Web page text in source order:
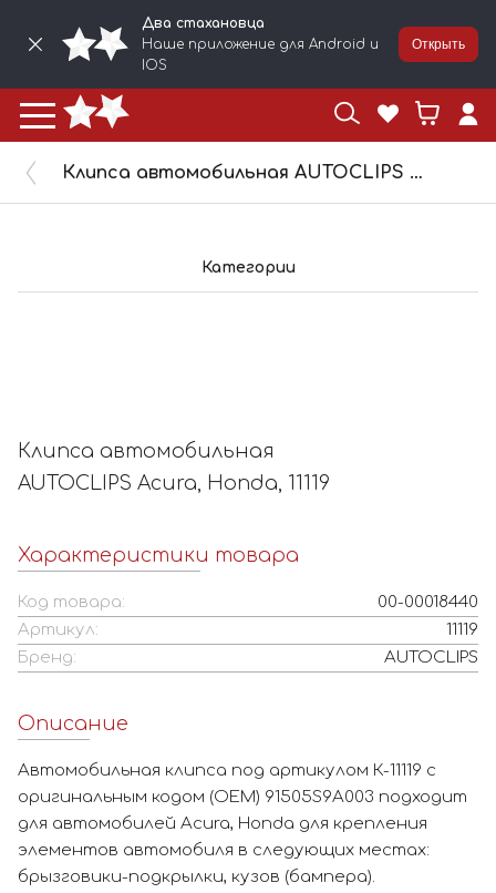
Два стахановца
Наше приложение для Android и
IOS
Открыть
Клипса автомобильная AUTOCLIPS Acura, Honda, 11119
Категории
Клипса автомобильная
AUTOCLIPS Acura, Honda, 11119
Характеристики товара
Код товара:
00-00018440
Артикул:
11119
Бренд:
AUTOCLIPS
Описание
Автомобильная клипса под артикулом К-11119 с
оригинальным кодом (OEM) 91505S9A003 подходит
для автомобилей Acura, Honda для крепления
элементов автомобиля в следующих местах:
брызговики-подкрылки, кузов (бампера).